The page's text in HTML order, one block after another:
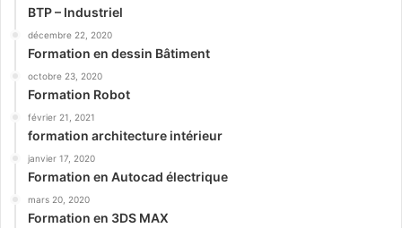
BTP – Industriel
décembre 22, 2020
Formation en dessin Bâtiment
octobre 23, 2020
Formation Robot
février 21, 2021
formation architecture intérieur
janvier 17, 2020
Formation en Autocad électrique
mars 20, 2020
Formation en 3DS MAX